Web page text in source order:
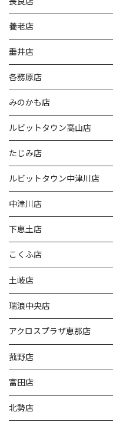
養老店
垂井店
各務原店
みのかも店
ルビットタウン高山店
たじみ店
ルビットタウン中津川店
中津川店
下恵土店
こくふ店
土岐店
瑞浪中央店
アクロスプラザ恵那店
菰野店
富田店
北勢店